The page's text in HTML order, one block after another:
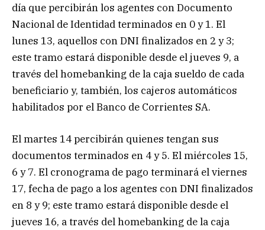
día que percibirán los agentes con Documento
Nacional de Identidad terminados en 0 y 1. El
lunes 13, aquellos con DNI finalizados en 2 y 3;
este tramo estará disponible desde el jueves 9, a
través del homebanking de la caja sueldo de cada
beneficiario y, también, los cajeros automáticos
habilitados por el Banco de Corrientes SA.
El martes 14 percibirán quienes tengan sus
documentos terminados en 4 y 5. El miércoles 15,
6 y 7. El cronograma de pago terminará el viernes
17, fecha de pago a los agentes con DNI finalizados
en 8 y 9; este tramo estará disponible desde el
jueves 16, a través del homebanking de la caja